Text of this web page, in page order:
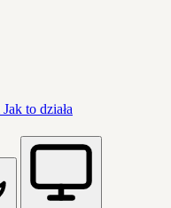
Jak to działa